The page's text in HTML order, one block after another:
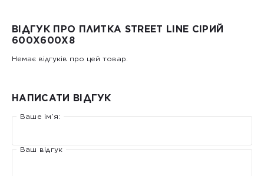
ВІДГУК ПРО ПЛИТКА STREET LINE СІРИЙ
600Х600Х8
Немає відгуків про цей товар.
НАПИСАТИ ВІДГУК
Ваше ім’я:
Ваш відгук